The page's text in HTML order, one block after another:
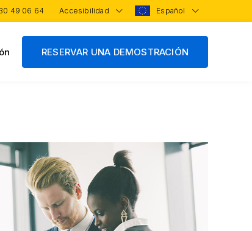
49 06 64 Accesibilidad Español
RESERVAR UNA DEMOSTRACIÓN